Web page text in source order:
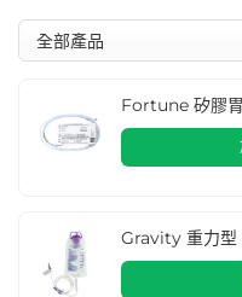
Fortune 矽膠
Gravity 重力型